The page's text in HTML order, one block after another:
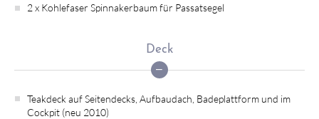
2 x Kohlefaser Spinnakerbaum für Passatsegel
Deck
Teakdeck auf Seitendecks, Aufbaudach, Badeplattform und im
Cockpit (neu 2010)